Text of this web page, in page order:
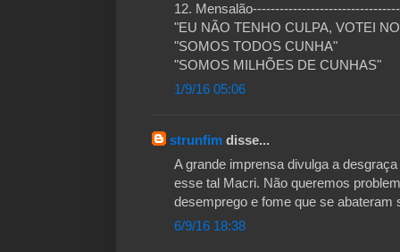
12.
"EU NÃO TENHO CULPA, VOTEI
"SOMOS TODOS CUNHA"
"SOMOS MILHÕES DE CUNHAS"
1/9/16 05:06
strunfim disse...
A grande imprensa divulga a
esse tal Macri. Não queremos
desemprego e fome que se abateram
6/9/16 18:38